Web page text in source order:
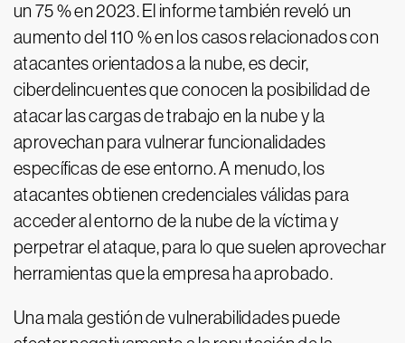
un 75 % en 2023. El informe también reveló un
aumento del 110 % en los casos relacionados con
atacantes orientados a la nube, es decir,
ciberdelincuentes que conocen la posibilidad de
atacar las cargas de trabajo en la nube y la
aprovechan para vulnerar funcionalidades
específicas de ese entorno. A menudo, los
atacantes obtienen credenciales válidas para
acceder al entorno de la nube de la víctima y
perpetrar el ataque, para lo que suelen aprovechar
herramientas que la empresa ha aprobado.
Una mala gestión de vulnerabilidades puede